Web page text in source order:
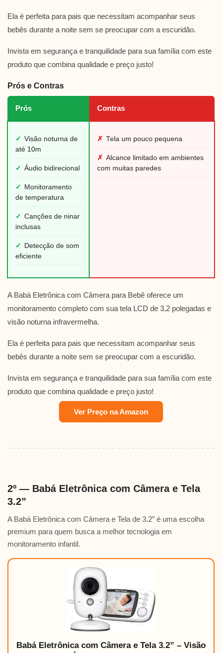
Ela é perfeita para pais que necessitam acompanhar seus
bebês durante a noite sem se preocupar com a escuridão.
Invista em segurança e tranquilidade para sua família com este
produto que combina qualidade e preço justo!
Prós e Contras
Prós Contras
✓ Visão noturna de
até 10m
✓ Áudio bidirecional
✓
Monitoramento
de temperatura
✓ Canções de ninar
inclusas
✓
Detecção de som
eficiente
✗ Tela um pouco pequena
✗ Alcance limitado em ambientes
com muitas paredes
A Babá Eletrônica com Câmera para Bebê oferece um
monitoramento completo com sua tela LCD de 3,2 polegadas e
visão noturna infravermelha.
Ela é perfeita para pais que necessitam acompanhar seus
bebês durante a noite sem se preocupar com a escuridão.
Invista em segurança e tranquilidade para sua família com este
produto que combina qualidade e preço justo!
Ver Preço na Amazon
2º — Babá Eletrônica com Câmera e Tela
3.2”
A Babá Eletrônica com Câmera e Tela de 3.2” é uma escolha
premium para quem busca a melhor tecnologia em
monitoramento infantil.
Babá Eletrônica com Câmera e Tela 3.2” – Visão